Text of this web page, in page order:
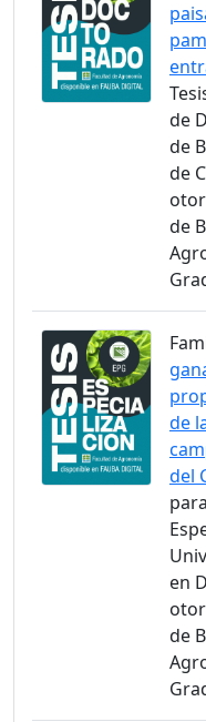
de
de
de
de
de
del
en
de